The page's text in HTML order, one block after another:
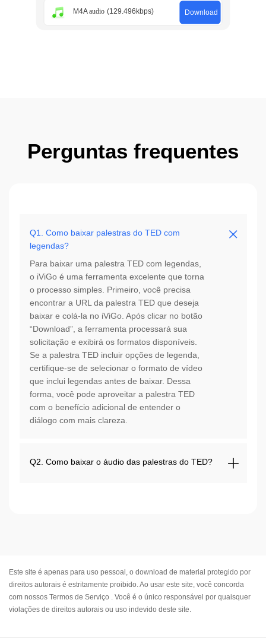
Perguntas frequentes
Q1. Como baixar palestras do TED com
legendas?
Para baixar uma palestra TED com legendas,
o iViGo é uma ferramenta excelente que torna
o processo simples. Primeiro, você precisa
encontrar a URL da palestra TED que deseja
baixar e colá-la no iViGo. Após clicar no botão
“Download”, a ferramenta processará sua
solicitação e exibirá os formatos disponíveis.
Se a palestra TED incluir opções de legenda,
certifique-se de selecionar o formato de vídeo
que inclui legendas antes de baixar. Dessa
forma, você pode aproveitar a palestra TED
com o benefício adicional de entender o
diálogo com mais clareza.
Q2. Como baixar o áudio das palestras do TED?
Este site é apenas para uso pessoal, o download de material protegido por
direitos autorais é estritamente proibido. Ao usar este site, você concorda
com nossos Termos de Serviço . Você é o único responsável por quaisquer
violações de direitos autorais ou uso indevido deste site.